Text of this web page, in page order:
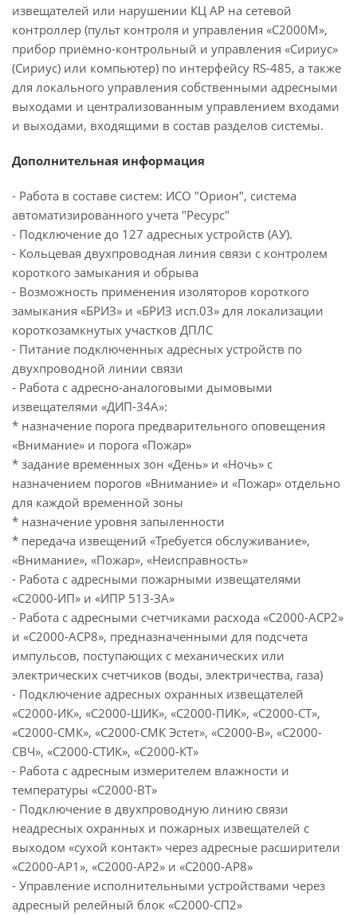
извещателей или нарушении КЦ АР на сетевой
контроллер (пульт контроля и управления «С2000М»,
прибор приёмно-контрольный и управления «Сириус»
(Сириус) или компьютер) по интерфейсу RS-485, а также
для локального управления собственными адресными
выходами и централизованным управлением входами
и выходами, входящими в состав разделов системы.
Дополнительная информация
- Работа в составе систем: ИСО "Орион", система
автоматизированного учета "Ресурс"
- Подключение до 127 адресных устройств (АУ).
- Кольцевая двухпроводная линия связи с контролем
короткого замыкания и обрыва
- Возможность применения изоляторов короткого
замыкания «БРИЗ» и «БРИЗ исп.03» для локализации
короткозамкнутых участков ДПЛС
- Питание подключенных адресных устройств по
двухпроводной линии связи
- Работа с адресно-аналоговыми дымовыми
извещателями «ДИП-34А»:
* назначение порога предварительного оповещения
«Внимание» и порога «Пожар»
* задание временных зон «День» и «Ночь» с
назначением порогов «Внимание» и «Пожар» отдельно
для каждой временной зоны
* назначение уровня запыленности
* передача извещений «Требуется обслуживание»,
«Внимание», «Пожар», «Неисправность»
- Работа с адресными пожарными извещателями
«С2000-ИП» и «ИПР 513-ЗА»
- Работа с адресными счетчиками расхода «С2000-АСР2»
и «С2000-АСР8», предназначенными для подсчета
импульсов, поступающих с механических или
электрических счетчиков (воды, электричества, газа)
- Подключение адресных охранных извещателей
«С2000-ИК», «С2000-ШИК», «С2000-ПИК», «С2000-СТ»,
«С2000-СМК», «С2000-СМК Эстет», «С2000-В», «С2000-
СВЧ», «С2000-СТИК», «С2000-КТ»
- Работа с адресным измерителем влажности и
температуры «С2000-ВТ»
- Подключение в двухпроводную линию связи
неадресных охранных и пожарных извещателей с
выходом «сухой контакт» через адресные расширители
«С2000-АР1», «С2000-АР2» и «С2000-АР8»
- Управление исполнительными устройствами через
адресный релейный блок «С2000-СП2»